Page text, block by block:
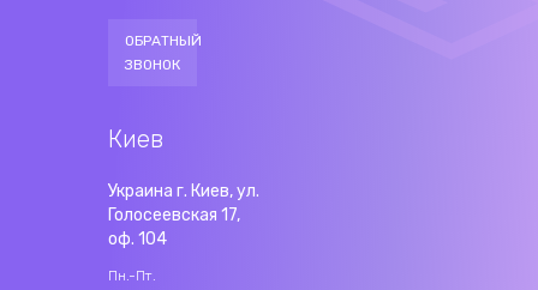
ОБРАТНЫЙ
ЗВОНОК
Киев
Украина г. Киев, ул.
Голосеевская 17,
оф. 104
Пн.-Пт.